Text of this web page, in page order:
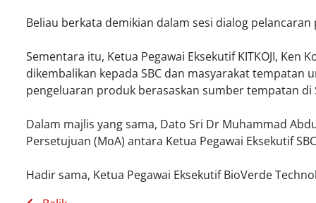
Beliau berkata demikian dalam sesi dialog
Sementara itu, Ketua Pegawai Eksekutif KITKOJI,
dikembalikan kepada SBC dan masyarakat tempatan
pengeluaran produk berasaskan sumber tempatan di
Dalam majlis yang sama, Dato Sri Dr Muhammad
Persetujuan (MoA) antara Ketua Pegawai Eksekutif
Hadir sama, Ketua Pegawai Eksekutif BioVerde